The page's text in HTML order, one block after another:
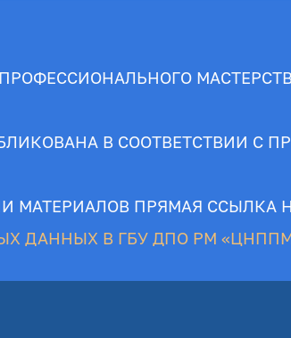
В СООТВЕТСТВИИ С
ПРЯМАЯ ССЫЛКА
ДАННЫХ В ГБУ ДПО РМ «ЦНППМ